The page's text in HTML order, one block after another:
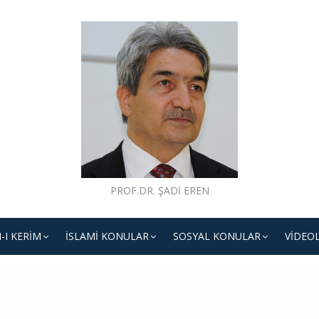
PROF.DR. ŞADI EREN
I KERIM İSLAMI KONULAR SOSYAL KONULAR